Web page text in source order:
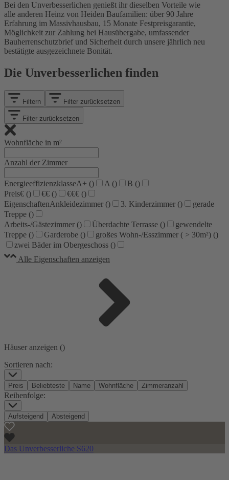
Bei den Unverbesserlichen genießt ihr dieselben Vorteile wie
alle anderen Heinz von Heiden Baufamilien: über 90 Jahre
Erfahrung im Massivhausbau, 15 Monate Festpreisgarantie,
Möglichkeit zur Zahlung bei Hausübergabe, umfassender
Bauherrenschutzbrief und Sicherheit durch unsere jährlich neu
bestätigte ausgezeichnete Bonität.
Die Unverbesserlichen finden
Filtern Filter zurücksetzen
Filter zurücksetzen
Wohnfläche in m²
Anzahl der Zimmer
EnergieeffizienzklasseA+ () A () B ()
Preis€ () €€ () €€€ ()
EigenschaftenAnkleidezimmer () 3. Kinderzimmer ()
gerade
Treppe ()
Arbeits-/Gästezimmer () Überdachte Terrasse ()
gewendelte
Treppe () Garderobe () großes Wohn-/Esszimmer ( > 30m²) ()
zwei Bäder im Obergeschoss ()
Alle Eigenschaften anzeigen
Häuser anzeigen ()
Sortieren nach:
Preis Beliebteste Name Wohnfläche Zimmeranzahl
Reihenfolge:
Aufsteigend Absteigend
Das Unverbesserliche S620